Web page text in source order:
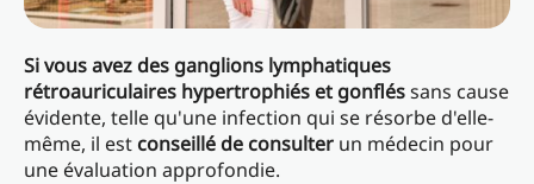
Si vous avez des ganglions lymphatiques
rétroauriculaires hypertrophiés et gonfléssans cause
évidente, telle qu'une infection qui se résorbe d'elle-
même, il est conseillé de consulter un médecin pour
une évaluation approfondie.